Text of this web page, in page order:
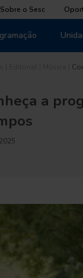
Sobre o Sesc
a